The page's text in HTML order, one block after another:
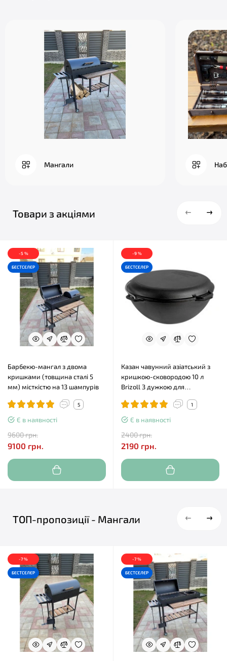
Мангали
Товари з акціями
-5 %
БЕСТСЕЛЕР
Барбекю-мангал з двома
кришками (товщина сталі 5
мм) місткістю на 13 шампурів
5
Є в наявності
9600 грн.
9100 грн.
-9 %
БЕСТСЕЛЕР
Казан чавунний азіатський з
кришкою-сковородою 10 л
Brizoll З дужкою для
1
Є в наявності
2400 грн.
2190 грн.
ТОП-пропозиції - Мангали
-7 %
БЕСТСЕЛЕР
-7 %
БЕСТСЕЛЕР